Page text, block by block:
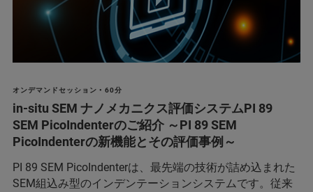
オンデマンドセッション • 60分
in-situ SEM ナノメカニクス評価システムPI 89
SEM PicoIndenterのご紹介 ～PI 89 SEM
PicoIndenterの新機能とその評価事例～
PI 89 SEM PicoIndenterは、最先端の技術が詰め込まれた
SEM組込み型のインデンテーションシステムです。従来